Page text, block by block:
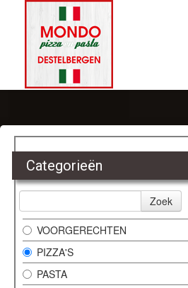
BESTELLEN
CONTACT
Categorieën
Zoek
VOORGERECHTEN
PIZZA'S
PASTA